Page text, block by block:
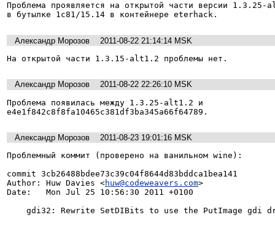
Проблема проявляется на открытой части версии 1.3.25-
в бутылке 1c81/15.14 в контейнере eterhack.
Александр Морозов
2011-08-22 21:14:14 MSK
На открытой части 1.3.15-alt1.2 проблемы нет.
Александр Морозов
2011-08-22 22:26:10 MSK
Проблема появилась между 1.3.25-alt1.2 и
e4e1f842c8f8fa10465c381df3ba345a66f64789.
Александр Морозов
2011-08-23 19:01:16 MSK
Проблемный коммит (проверено на ванильном wine):
commit 3cb26488bdee73c39c04f8644d83bddca1bea141
Author: Huw Davies <huw@codeweavers.com>
Date:   Mon Jul 25 10:56:30 2011 +0100
gdi32: Rewrite SetDIBits to use the PutImage gdi